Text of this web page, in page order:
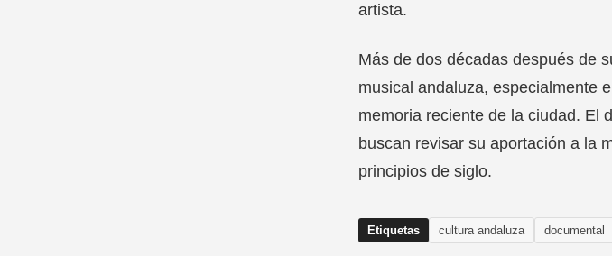
artista.
Más de dos décadas después de
musical andaluza, especialmente
memoria reciente de la ciudad. El
buscan revisar su aportación a la
principios de siglo.
Etiquetas cultura andaluza documental